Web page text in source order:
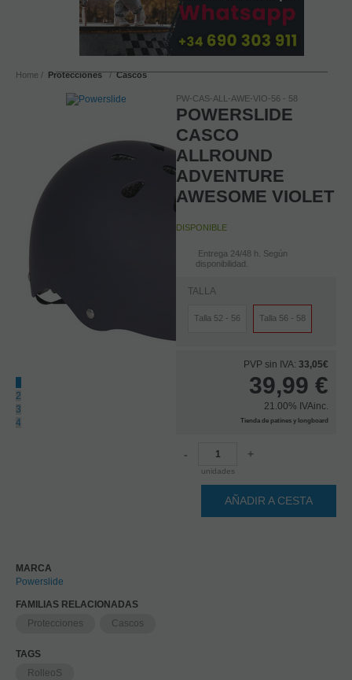
Home Protecciones Cascos
2
3
4
PW-CAS-ALL-AWE-VIO-56 - 58
POWERSLIDE
CASCO
ALLROUND
ADVENTURE
AWESOME VIOLET
DISPONIBLE
Entrega 24/48 h. Según
disponibilidad.
TALLA
Talla 52 - 56 Talla 56 - 58
PVP sin IVA: 33,05€
39,99 €
21.00% IVAinc.
Tienda de patines y longboard
-
unidades
+
AÑADIR A CESTA
MARCA
Powerslide
FAMILIAS RELACIONADAS
Protecciones
Cascos
TAGS
RolleoS